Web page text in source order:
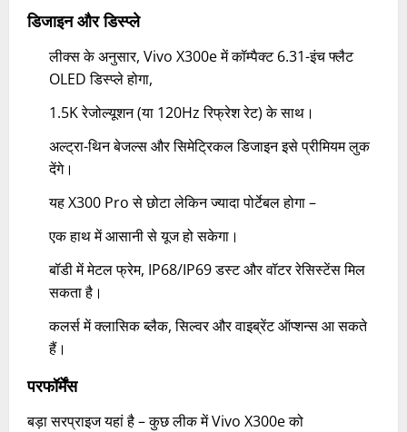
डिजाइन और डिस्प्ले
लीक्स के अनुसार, Vivo X300e में कॉम्पैक्ट 6.31-इंच फ्लैट
OLED डिस्प्ले होगा,
1.5K रेजोल्यूशन (या 120Hz रिफ्रेश रेट) के साथ।
अल्ट्रा-थिन बेजल्स और सिमेट्रिकल डिजाइन इसे प्रीमियम लुक
देंगे।
यह X300 Pro से छोटा लेकिन ज्यादा पोर्टेबल होगा –
एक हाथ में आसानी से यूज हो सकेगा।
बॉडी में मेटल फ्रेम, IP68/IP69 डस्ट और वॉटर रेसिस्टेंस मिल
सकता है।
कलर्स में क्लासिक ब्लैक, सिल्वर और वाइब्रेंट ऑप्शन्स आ सकते
हैं।
परफॉर्मेंस
बड़ा सरप्राइज यहां है – कुछ लीक में Vivo X300e को